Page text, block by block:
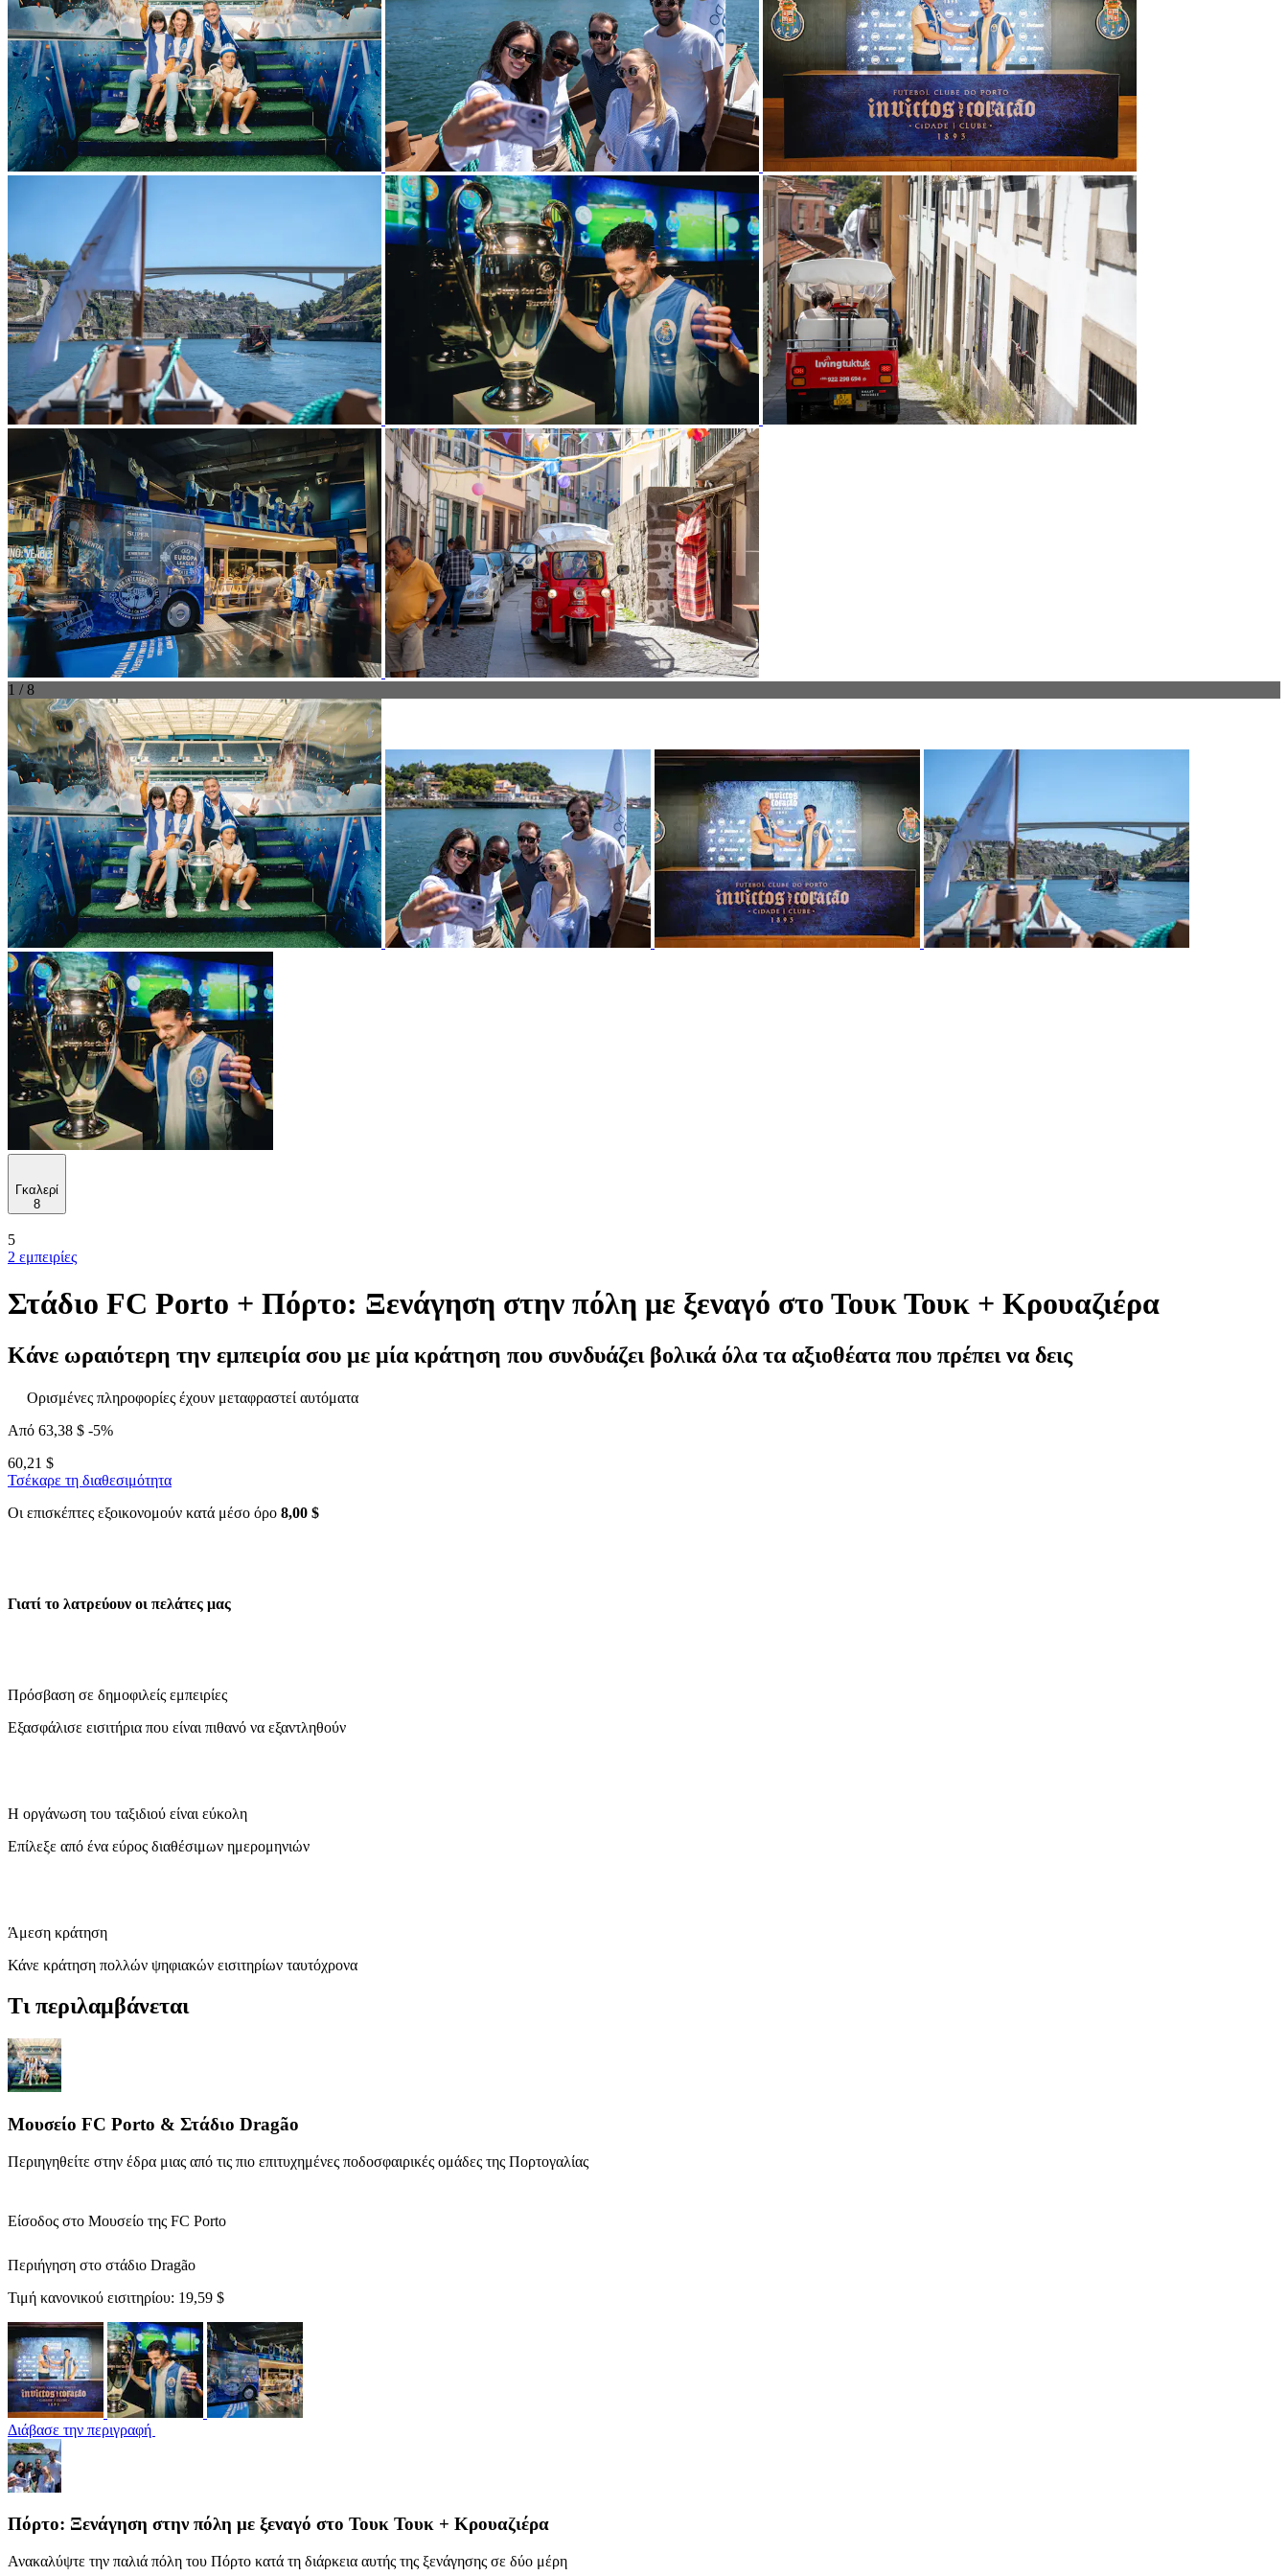
1 / 8
Γκαλερί
8
5
2 εμπειρίες
Στάδιο FC Porto + Πόρτο: Ξενάγηση στην πόλη με ξεναγό στο Τουκ Τουκ + Κρουαζιέρα
Κάνε ωραιότερη την εμπειρία σου με μία κράτηση που συνδυάζει βολικά όλα τα αξιοθέατα που πρέπει να δεις
Ορισμένες πληροφορίες έχουν μεταφραστεί αυτόματα
Από 63,38 $ -5%
60,21 $
Τσέκαρε τη διαθεσιμότητα
Οι επισκέπτες εξοικονομούν κατά μέσο όρο 8,00 $
Γιατί το λατρεύουν οι πελάτες μας
Πρόσβαση σε δημοφιλείς εμπειρίες
Εξασφάλισε εισιτήρια που είναι πιθανό να εξαντληθούν
Η οργάνωση του ταξιδιού είναι εύκολη
Επίλεξε από ένα εύρος διαθέσιμων ημερομηνιών
Άμεση κράτηση
Κάνε κράτηση πολλών ψηφιακών εισιτηρίων ταυτόχρονα
Τι περιλαμβάνεται
Μουσείο FC Porto & Στάδιο Dragão
Περιηγηθείτε στην έδρα μιας από τις πιο επιτυχημένες ποδοσφαιρικές ομάδες της Πορτογαλίας
Είσοδος στο Μουσείο της FC Porto
Περιήγηση στο στάδιο Dragão
Τιμή κανονικού εισιτηρίου: 19,59 $
Διάβασε την περιγραφή
Πόρτο: Ξενάγηση στην πόλη με ξεναγό στο Τουκ Τουκ + Κρουαζιέρα
Ανακαλύψτε την παλιά πόλη του Πόρτο κατά τη διάρκεια αυτής της ξενάγησης σε δύο μέρη